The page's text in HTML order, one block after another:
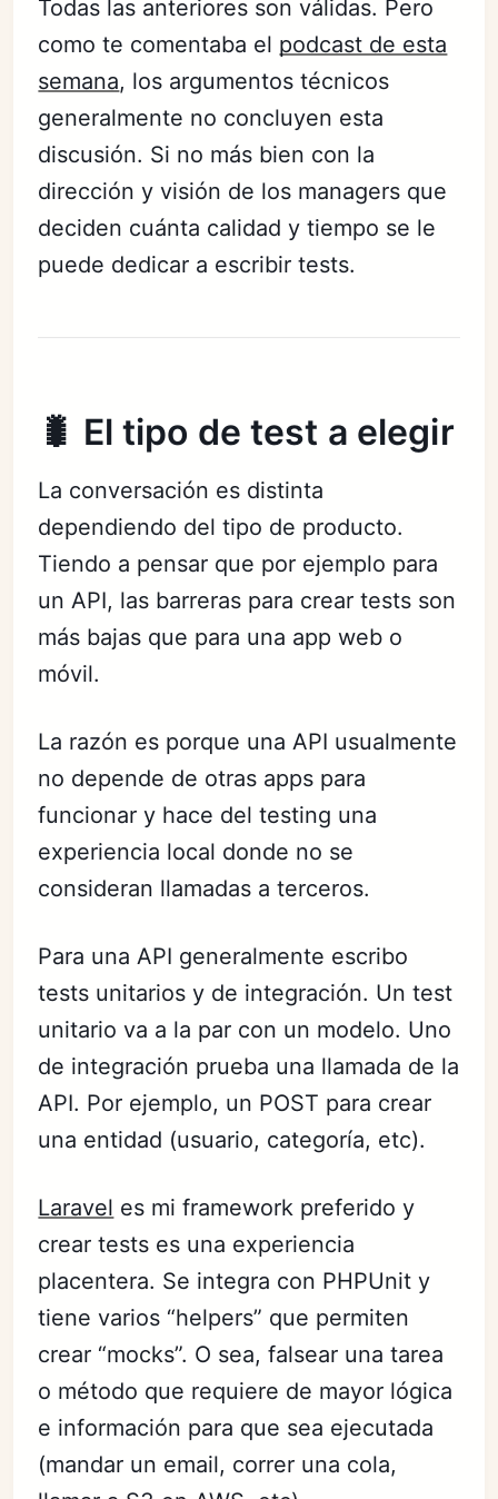
Todas las anteriores son válidas. Pero
como te comentaba el podcast de esta
semana, los argumentos técnicos
generalmente no concluyen esta
discusión. Si no más bien con la
dirección y visión de los managers que
deciden cuánta calidad y tiempo se le
puede dedicar a escribir tests.
🐛 El tipo de test a elegir
La conversación es distinta
dependiendo del tipo de producto.
Tiendo a pensar que por ejemplo para
un API, las barreras para crear tests son
más bajas que para una app web o
móvil.
La razón es porque una API usualmente
no depende de otras apps para
funcionar y hace del testing una
experiencia local donde no se
consideran llamadas a terceros.
Para una API generalmente escribo
tests unitarios y de integración. Un test
unitario va a la par con un modelo. Uno
de integración prueba una llamada de la
API. Por ejemplo, un POST para crear
una entidad (usuario, categoría, etc).
Laravel es mi framework preferido y
crear tests es una experiencia
placentera. Se integra con PHPUnit y
tiene varios “helpers” que permiten
crear “mocks”. O sea, falsear una tarea
o método que requiere de mayor lógica
e información para que sea ejecutada
(mandar un email, correr una cola,